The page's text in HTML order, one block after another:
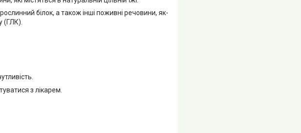
білок, а також інші поживні речовини, як-
(ГЛК).
з лікарем.